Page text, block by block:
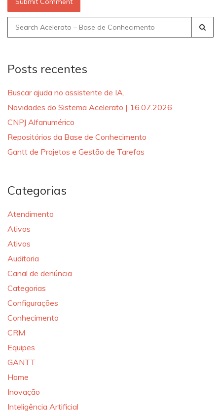
Search
for:
Posts recentes
Buscar ajuda no assistente de IA.
Novidades do Sistema Acelerato | 16.07.2026
CNPJ Alfanumérico
Repositórios da Base de Conhecimento
Gantt de Projetos e Gestão de Tarefas
Categorias
Atendimento
Ativos
Ativos
Auditoria
Canal de denúncia
Categorias
Configurações
Conhecimento
CRM
Equipes
GANTT
Home
Inovação
Inteligência Artificial